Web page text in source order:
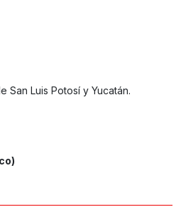
San Luis Potosí y Yucatán.